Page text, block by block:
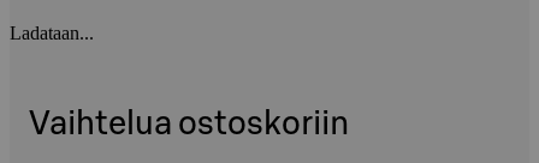
Ladataan...
Vaihtelua ostoskoriin